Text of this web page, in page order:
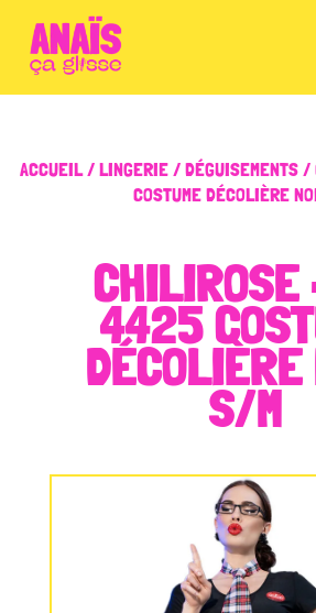
ACCUEIL/LINGERIE/DÉGUISEMENTS/
COSTUME DÉCOLIÈRE
CHILIROSE
4425
S/M